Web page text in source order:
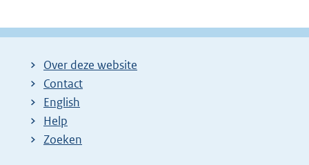
Over deze website
Contact
English
Help
Zoeken